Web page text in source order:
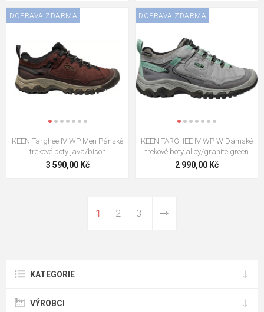
DOPRAVA ZDARMA
KEEN Targhee IV WP Men Pánské
trekové boty java/bison
3 590,00 Kč
DOPRAVA ZDARMA
KEEN TARGHEE IV WP W Dámské
trekové boty alloy/granite green
2 990,00 Kč
1 2 3
KATEGORIE
VÝROBCI